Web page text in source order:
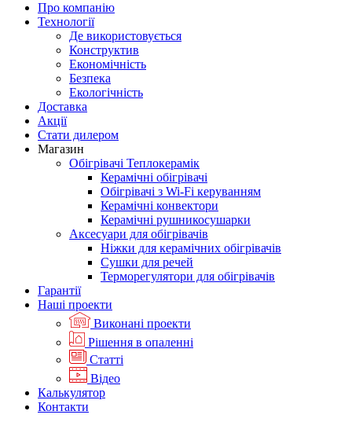
Про компанію
Технології
Де використовується
Конструктив
Економічність
Безпека
Екологічність
Доставка
Акції
Стати дилером
Магазин
Обігрівачі Теплокерамік
Керамічні обігрівачі
Обігрівачі з Wi-Fi керуванням
Керамічні конвектори
Керамічні рушникосушарки
Аксесуари для обігрівачів
Ніжки для керамічних обігрівачів
Сушки для речей
Терморегулятори для обігрівачів
Гарантії
Нашi проекти
Виконані проекти
Рішення в опаленні
Статті
Відео
Калькулятор
Контакти